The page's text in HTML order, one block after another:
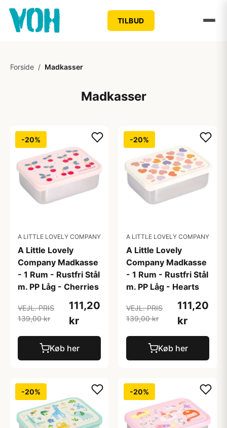
TILBUD
Forside / Madkasser
Madkasser
-20%
A LITTLE LOVELY COMPANY
A Little Lovely
Company Madkasse
- 1 Rum - Rustfri Stål
m. PP Låg - Cherries
VEJL. PRIS
139,00 kr
111,20
kr
Køb her
-20%
A LITTLE LOVELY COMPANY
A Little Lovely
Company Madkasse
- 1 Rum - Rustfri Stål
m. PP Låg - Hearts
VEJL. PRIS
139,00 kr
111,20
kr
Køb her
-20% -20%